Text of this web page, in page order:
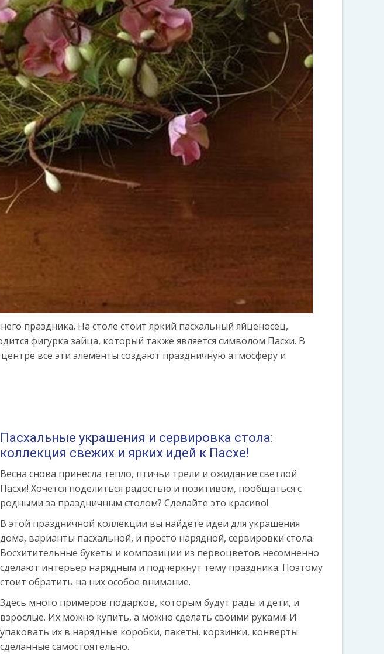
праздника. На столе стоит яркий пасхальный яйценосец,
фигурка зайца, который также является символом Пасхи. В
все эти элементы создают праздничную атмосферу и
Пасхальные украшения и сервировка стола:
коллекция свежих и ярких идей к Пасхе!
Весна снова принесла тепло, птичьи трели и ожидание светлой
Пасхи! Хочется поделиться радостью и позитивом, пообщаться с
родными за праздничным столом? Сделайте это красиво!
В этой праздничной коллекции вы найдете идеи для украшения
дома, варианты пасхальной, и просто нарядной, сервировки стола.
Восхитительные букеты и композиции из первоцветов несомненно
сделают интерьер нарядным и подчеркнут тему праздника. Поэтому
стоит обратить на них особое внимание.
Здесь много примеров подарков, которым будут рады и дети, и
взрослые. Их можно купить, а можно сделать своими руками! И
упаковать их в нарядные коробки, пакеты, корзинки, конверты
сделанные самостоятельно.